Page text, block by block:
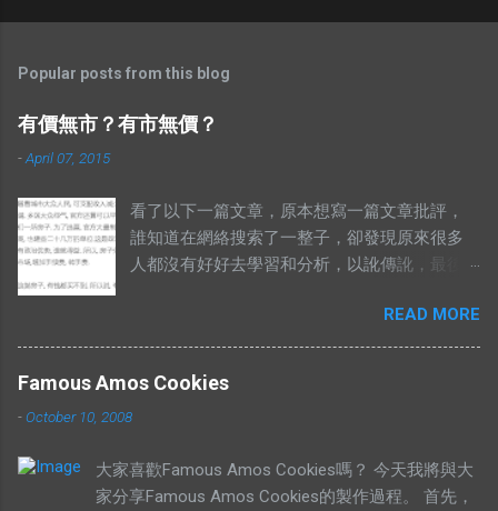
Popular posts from this blog
有價無市？有市無價？
-April 07, 2015
看了以下一篇文章，原本想寫一篇文章批評，
誰知道在網絡搜索了一整子，卻發現原來很多
人都沒有好好去學習和分析，以訛傳訛，最後
不到就是有市無價？ 至於其他人怎樣詮釋這兩
句成語，你們自己Google以下就知道了，我在
這只說重點。 網絡流行的解釋不符合邏輯。 在
西。可是有些解釋把“有價無市”的“價”，解釋為
價無市就是說有人願意出高價，卻沒有供
應。”如果按照這個邏輯，“有市無價”就等於有
READ MORE
Famous Amos Cookies
-October 10, 2008
大家喜歡Famous Amos Cookies嗎？ 今天我將與大
家分享Famous Amos Cookies的製作過程。 首先，